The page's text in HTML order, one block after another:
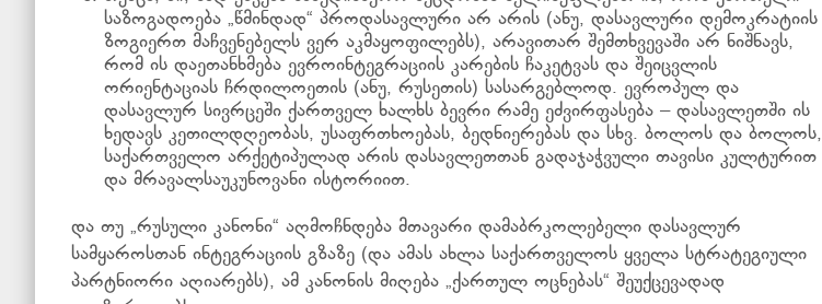
საზოგადოება „წმინდად“ პროდასავლური არ არის (ანუ, დასავლური დემოკრატიის
ზოგიერთ მაჩვენებელს ვერ აკმაყოფილებს), არავითარ შემთხვევაში არ ნიშნავს,
რომ ის დაეთანხმება ევროინტეგრაციის კარების ჩაკეტვას და შეიცვლის
ორიენტაციას ჩრდილოეთის (ანუ, რუსეთის) სასარგებლოდ. ევროპულ და
დასავლურ სივრცეში ქართველ ხალხს ბევრი რამე ეძვირფასება – დასავლეთში ის
ხედავს კეთილდღეობას, უსაფრთხოებას, ბედნიერებას და სხვ. ბოლოს და ბოლოს,
საქართველო არქეტიპულად არის დასავლეთთან გადაჯაჭვული თავისი კულტურით
და მრავალსაუკუნოვანი ისტორიით.
და თუ „რუსული კანონი“ აღმოჩნდება მთავარი დამაბრკოლებელი დასავლურ
სამყაროსთან ინტეგრაციის გზაზე (და ამას ახლა საქართველოს ყველა სტრატეგიული
პარტნიორი აღიარებს), ამ კანონის მიღება „ქართულ ოცნებას“ შეუქცევადად